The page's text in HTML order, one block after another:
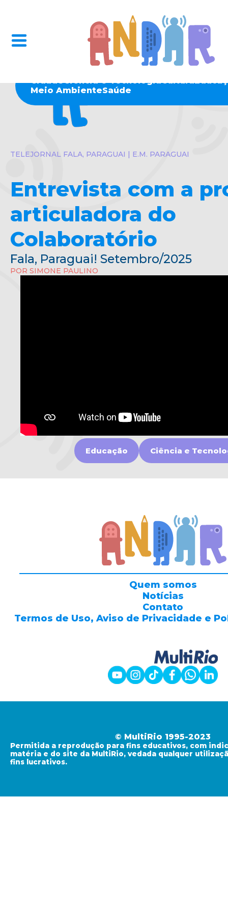
CidadeCiência e TecnologiaCultura
Meio AmbienteSaúde
TELEJORNAL FALA, PARAGUAI | E.M. PARAGUAI
Entrevista com a
articuladora do
Colaboratório
Fala, Paraguai! Setembro/2025
POR SIMONE PAULINO
Educação Ciência e
Quem somos
Notícias
Contato
Termos de Uso, Aviso de Privacidade e
© MultiRio 1995-2023
Permitida a reprodução para fins educativos, com
matéria e do site da MultiRio, vedada qualquer
fins lucrativos.